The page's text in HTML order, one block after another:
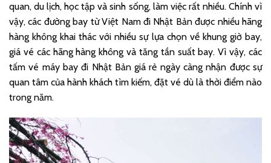
quan, du lịch, học tập và sinh sống, làm việc rất nhiều. Chính vì
vậy, các đường bay từ Việt Nam đi Nhật Bản được nhiều hãng
hàng không khai thác với nhiều sự lựa chọn về khung giờ bay,
giá vé các hãng hàng không và tăng tần suất bay. Vì vậy, các
tấm vé máy bay đi Nhật Bản giá rẻ ngày càng nhận được sự
quan tâm của hành khách tìm kiếm, đặt vé dù là thời điểm nào
trong năm.